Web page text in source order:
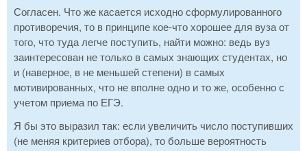
Согласен. Что же касается исходно сформулированного
противоречия, то в принципе кое-что хорошее для вуза от
того, что туда легче поступить, найти можно: ведь вуз
заинтересован не только в самых знающих студентах, но
и (наверное, в не меньшей степени) в самых
мотивированных, что не вполне одно и то же, особенно с
учетом приема по ЕГЭ.
Я бы это выразил так: если увеличить число поступивших
(не меняя критериев отбора), то больше вероятность